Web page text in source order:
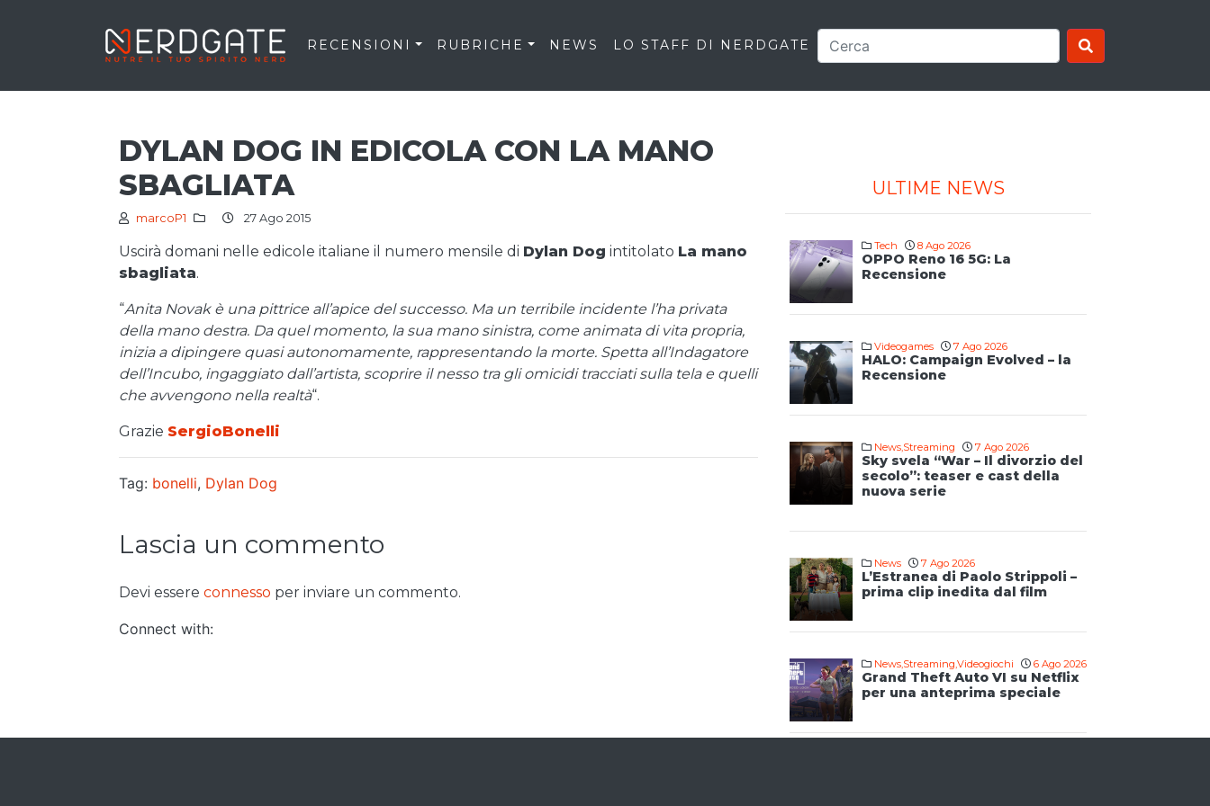
RECENSIONI RUBRICHE NEWS LO STAFF DI NERDGATE
DYLAN DOG IN EDICOLA CON LA MANO
SBAGLIATA
marcoP1 27 Ago 2015
Uscirà domani nelle edicole italiane il numero mensile di Dylan Dog intitolato La mano
sbagliata.
“Anita Novak è una pittrice all’apice del successo. Ma un terribile incidente l’ha privata
della mano destra. Da quel momento, la sua mano sinistra, come animata di vita propria,
inizia a dipingere quasi autonomamente, rappresentando la morte. Spetta all’Indagatore
dell’Incubo, ingaggiato dall’artista, scoprire il nesso tra gli omicidi tracciati sulla tela e quelli
che avvengono nella realtà“.
Grazie SergioBonelli
Tag: bonelli, Dylan Dog
Lascia un commento
Devi essere connesso per inviare un commento.
Connect with:
ULTIME NEWS
Tech 8 Ago 2026
OPPO Reno 16 5G: La
Recensione
Videogames 7 Ago 2026
HALO: Campaign Evolved – la
Recensione
News,Streaming 7 Ago 2026
Sky svela “War – Il divorzio del
secolo”: teaser e cast della
nuova serie
News 7 Ago 2026
L’Estranea di Paolo Strippoli –
prima clip inedita dal film
News,Streaming,Videogiochi 6 Ago 2026
Grand Theft Auto VI su Netflix
per una anteprima speciale